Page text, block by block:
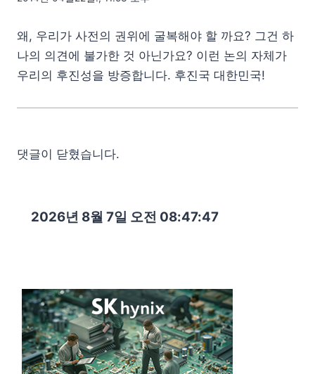
왜, 우리가 사전의 권위에 굴복해야 할 까요? 그건 하
나의 의견에 불가한 것 아닌가요? 이런 논의 자체가
우리의 후진성을 방증합니다. 후진국 대한민국!
댓글이 닫혔습니다.
2026년 8월 7일 오전 08:47:48